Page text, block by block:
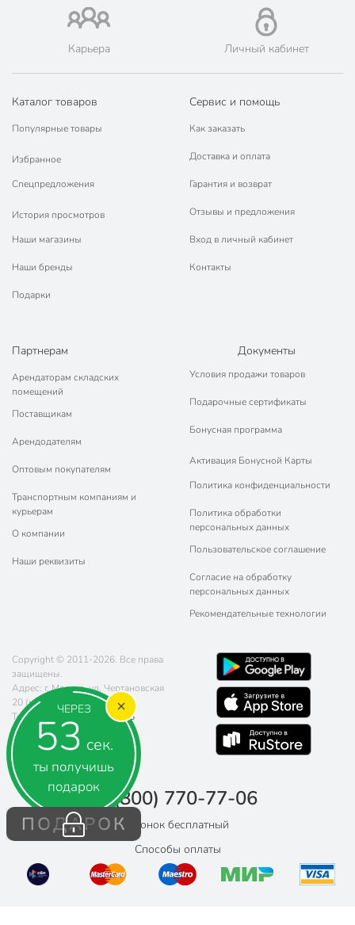
ЧЕРЕЗ
52 сек.
ты получишь
подарок
ПОДАРОК
Карьера Личный кабинет
Каталог товаров
Популярные товары
Избранное
Спецпредложения
История просмотров
Наши магазины
Наши бренды
Подарки
Сервис и помощь
Как заказать
Доставка и оплата
Гарантия и возврат
Отзывы и предложения
Вход в личный кабинет
Контакты
Партнерам
Арендаторам складских
помещений
Поставщикам
Арендодателям
Оптовым покупателям
Транспортным компаниям и
курьерам
О компании
Наши реквизиты
Документы
Условия продажи товаров
Подарочные сертификаты
Бонусная программа
Активация Бонусной Карты
Политика конфиденциальности
Политика обработки
персональных данных
Пользовательское соглашение
Согласие на обработку
персональных данных
Рекомендательные технологии
Copyright © 2011-2026. Все права
защищены.
Адрес: г. Москва, ул. Чертановская
20 (метро Южная)
Телефон:
8 (800) 770-77-06
Почта:sales@poryadok.ru
8 (800) 770-77-06
Звонок бесплатный
Способы оплаты